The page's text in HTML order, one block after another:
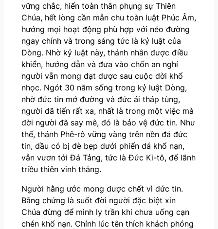
vững chắc, hiến toàn thân phụng sự Thiên
Chúa, hết lòng cần mẫn chu toàn luật Phúc Âm,
hướng mọi hoạt động phù hợp với nẻo đường
ngay chính và trong sáng tức là kỷ luật của
Dòng. Nhờ kỷ luật này, thánh nhân được điều
khiển, hướng dẫn và đưa vào chốn an nghỉ
người vẫn mong đạt được sau cuộc đời khổ
nhọc. Ngót 30 năm sống trong kỷ luật Dòng,
nhờ đức tin mở đường và đức ái tháp tùng,
người đã tiến rất xa, nhất là trong một việc mà
đời người đã say mê, đó là bảo vệ đức tin. Như
thế, thánh Phê-rô vững vàng trên nền đá đức
tin, dầu có bị đè bẹp dưới phiến đá khổ nạn,
vẫn vươn tới Đá Tảng, tức là Đức Ki-tô, để lãnh
triều thiên vinh thắng.
Người hằng ước mong được chết vì đức tin.
Bằng chứng là suốt đời người đặc biệt xin
Chúa đừng để mình ly trần khi chưa uống cạn
chén khổ nạn. Chính lúc tên thích khách phóng